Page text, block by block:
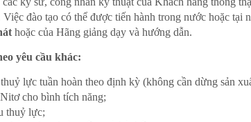
Việc đào tạo có thể được tiến hành trong nước hoặc tại
hoặc của Hãng giảng dạy và hướng dẫn.
yêu cầu khác:
lực tuần hoàn theo định kỳ (không cần dừng sản
cho bình tích năng;
thuỷ lực;